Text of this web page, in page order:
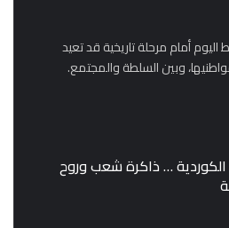
أمام مرحلة تاريخية قد تعيد
وبين السلطة والمجتمع.
الكوردية … ذاكرة شعب وروح